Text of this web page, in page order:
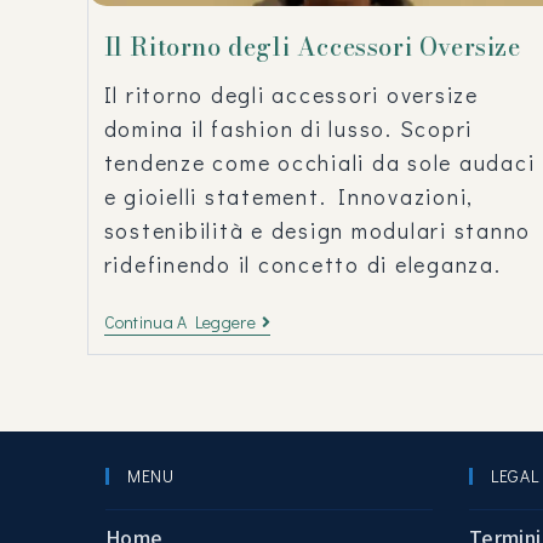
Il Ritorno degli Accessori Oversize
Il ritorno degli accessori oversize
domina il fashion di lusso. Scopri
tendenze come occhiali da sole audaci
e gioielli statement. Innovazioni,
sostenibilità e design modulari stanno
ridefinendo il concetto di eleganza.
Continua A Leggere
MENU LEGAL